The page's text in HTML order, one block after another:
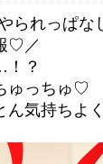
られっぱ
♡／
？
ゅっちゅ♡
気持ちよ